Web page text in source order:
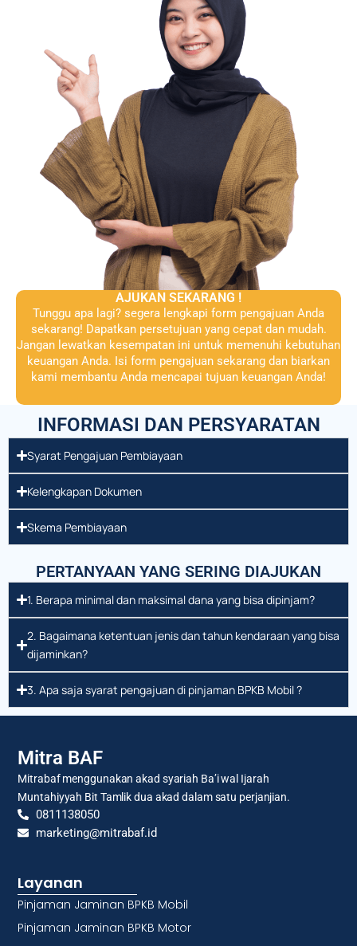
AJUKAN SEKARANG !
Tunggu apa lagi? segera lengkapi form pengajuan Anda
sekarang! Dapatkan persetujuan yang cepat dan mudah.
Jangan lewatkan kesempatan ini untuk memenuhi kebutuhan
keuangan Anda. Isi form pengajuan sekarang dan biarkan
kami membantu Anda mencapai tujuan keuangan Anda!
INFORMASI DAN PERSYARATAN
Syarat Pengajuan Pembiayaan
Kelengkapan Dokumen
Skema Pembiayaan
PERTANYAAN YANG SERING DIAJUKAN
1. Berapa minimal dan maksimal dana yang bisa dipinjam?
2. Bagaimana ketentuan jenis dan tahun kendaraan yang bisa
dijaminkan?
3. Apa saja syarat pengajuan di pinjaman BPKB Mobil ?
Mitra BAF
Mitrabaf menggunakan akad syariah Ba’i wal Ijarah
Muntahiyyah Bit Tamlik dua akad dalam satu perjanjian.
0811138050
marketing@mitrabaf.id
Layanan
Pinjaman Jaminan BPKB Mobil
Pinjaman Jaminan BPKB Motor